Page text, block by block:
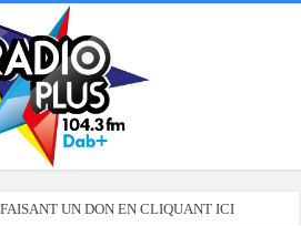
UN DON EN CLIQUANT ICI